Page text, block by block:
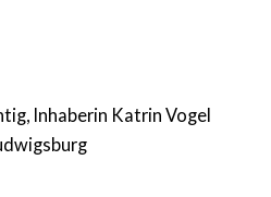
Inhaberin Katrin Vogel